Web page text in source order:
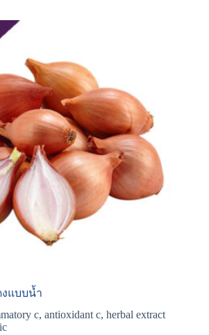
แบบน้ำ
c, antioxidant c, herbal extract